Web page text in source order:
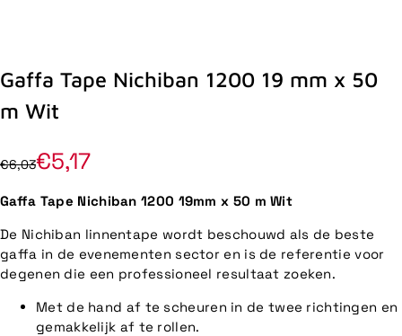
Gaffa Tape Nichiban 1200 19 mm x 50
m Wit
€6,03€5,17
Gaffa Tape Nichiban 1200 19mm x 50 m Wit
De Nichiban linnentape wordt beschouwd als de beste
gaffa in de evenementen sector en is de referentie voor
degenen die een professioneel resultaat zoeken.
Met de hand af te scheuren in de twee richtingen en
gemakkelijk af te rollen.